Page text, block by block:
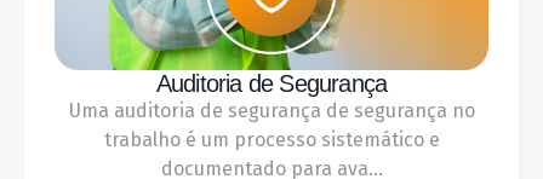
Auditoria de Segurança
Uma auditoria de segurança de segurança no
trabalho é um processo sistemático e
documentado para ava...